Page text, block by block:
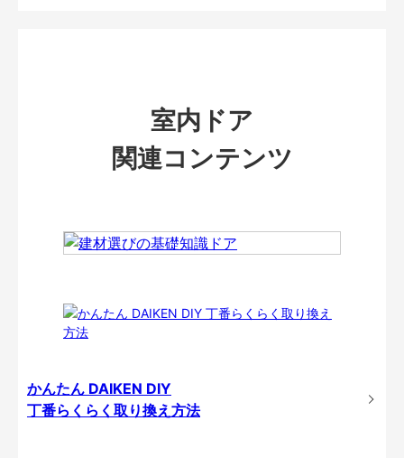
室内ドア
関連コンテンツ
かんたん DAIKEN DIY
丁番らくらく取り換え方法